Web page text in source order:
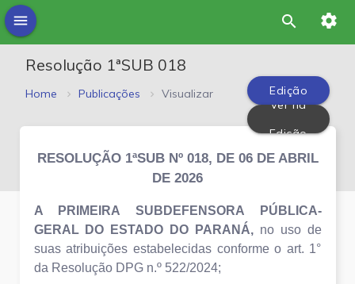
search settings
menu
Resolução 1ªSUB 018
Home Publicações Visualizar
Edição
Ver na
Edição
RESOLUÇÃO 1ªSUB Nº 018, DE 06 DE ABRIL
DE 2026
A PRIMEIRA SUBDEFENSORA PÚBLICA-
GERAL DO ESTADO DO PARANÁ, no uso de
suas atribuições estabelecidas conforme o art. 1°
da Resolução DPG n.º 522/2024;